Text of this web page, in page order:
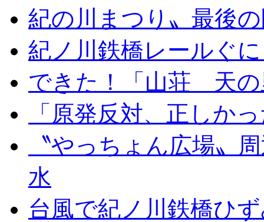
紀の川まつり〟最後
紀ノ川鉄橋レールぐ
できた！「山荘 天の
「原発反対、正しか
〝やっちょん広場〟
水
台風で紀ノ川鉄橋ひ